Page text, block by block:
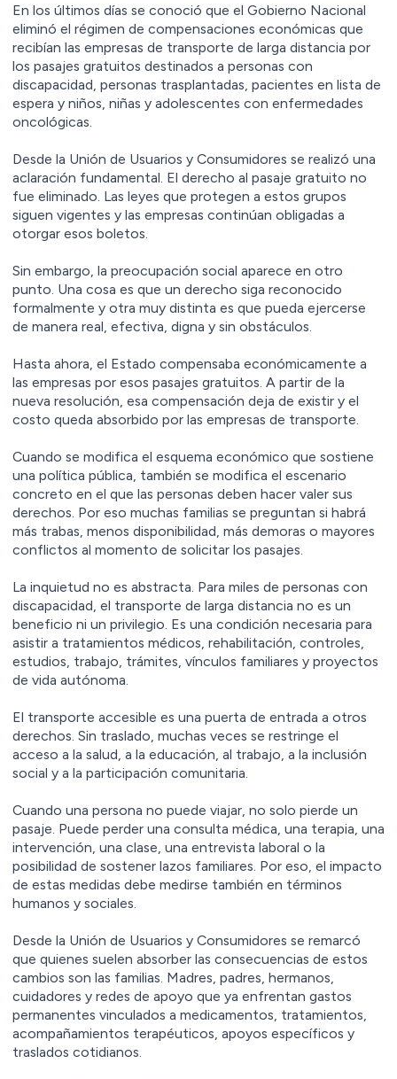
En los últimos días se conoció que el Gobierno Nacional
eliminó el régimen de compensaciones económicas que
recibían las empresas de transporte de larga distancia por
los pasajes gratuitos destinados a personas con
discapacidad, personas trasplantadas, pacientes en lista de
espera y niños, niñas y adolescentes con enfermedades
oncológicas.
Desde la Unión de Usuarios y Consumidores se realizó una
aclaración fundamental. El derecho al pasaje gratuito no
fue eliminado. Las leyes que protegen a estos grupos
siguen vigentes y las empresas continúan obligadas a
otorgar esos boletos.
Sin embargo, la preocupación social aparece en otro
punto. Una cosa es que un derecho siga reconocido
formalmente y otra muy distinta es que pueda ejercerse
de manera real, efectiva, digna y sin obstáculos.
Hasta ahora, el Estado compensaba económicamente a
las empresas por esos pasajes gratuitos. A partir de la
nueva resolución, esa compensación deja de existir y el
costo queda absorbido por las empresas de transporte.
Cuando se modifica el esquema económico que sostiene
una política pública, también se modifica el escenario
concreto en el que las personas deben hacer valer sus
derechos. Por eso muchas familias se preguntan si habrá
más trabas, menos disponibilidad, más demoras o mayores
conflictos al momento de solicitar los pasajes.
La inquietud no es abstracta. Para miles de personas con
discapacidad, el transporte de larga distancia no es un
beneficio ni un privilegio. Es una condición necesaria para
asistir a tratamientos médicos, rehabilitación, controles,
estudios, trabajo, trámites, vínculos familiares y proyectos
de vida autónoma.
El transporte accesible es una puerta de entrada a otros
derechos. Sin traslado, muchas veces se restringe el
acceso a la salud, a la educación, al trabajo, a la inclusión
social y a la participación comunitaria.
Cuando una persona no puede viajar, no solo pierde un
pasaje. Puede perder una consulta médica, una terapia, una
intervención, una clase, una entrevista laboral o la
posibilidad de sostener lazos familiares. Por eso, el impacto
de estas medidas debe medirse también en términos
humanos y sociales.
Desde la Unión de Usuarios y Consumidores se remarcó
que quienes suelen absorber las consecuencias de estos
cambios son las familias. Madres, padres, hermanos,
cuidadores y redes de apoyo que ya enfrentan gastos
permanentes vinculados a medicamentos, tratamientos,
acompañamientos terapéuticos, apoyos específicos y
traslados cotidianos.